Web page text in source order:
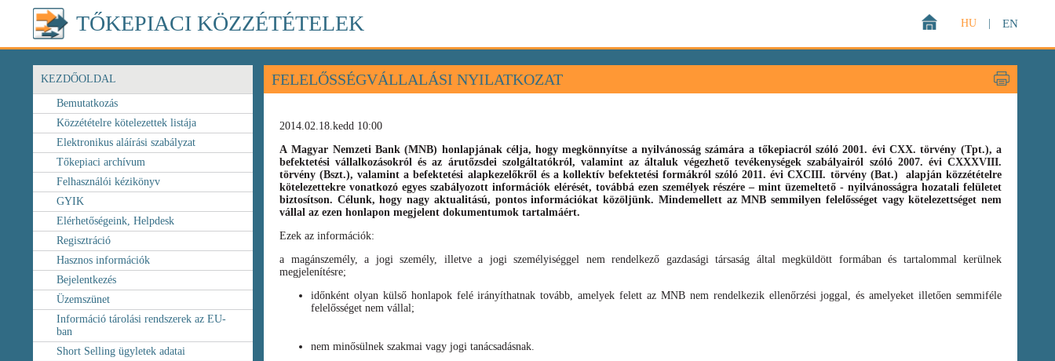
TŐKEPIACI KÖZZÉTÉTELEK EN
HU
KEZDŐOLDAL
Bemutatkozás
Közzétételre kötelezettek listája
Elektronikus aláírási szabályzat
Tőkepiaci archívum
Felhasználói kézikönyv
GYIK
Elérhetőségeink, Helpdesk
Regisztráció
Hasznos információk
Bejelentkezés
Üzemszünet
Információ tárolási rendszerek az EU-
ban
Short Selling ügyletek adatai
FELELŐSSÉGVÁLLALÁSI NYILATKOZAT
2014.02.18.kedd 10:00
A Magyar Nemzeti Bank (MNB) honlapjának célja, hogy megkönnyítse a nyilvánosság számára a tőkepiacról szóló 2001. évi CXX. törvény (Tpt.), a
befektetési vállalkozásokról és az árutőzsdei szolgáltatókról, valamint az általuk végezhető tevékenységek szabályairól szóló 2007. évi CXXXVIII.
törvény(Bszt.), valaminta befektetési alapkezelőkről és a kollektív befektetési formákról szóló2011. évi CXCIII. törvény (Bat.)
alapján közzétételre
kötelezettekre vonatkozó egyes szabályozott információk elérését, továbbá ezen személyek részére – mint üzemeltető - nyilvánosságra hozatali felületet
biztosítson. Célunk, hogy nagy aktualitású, pontos információkat közöljünk. Mindemellett az MNB semmilyen felelősséget vagy kötelezettséget nem
vállal az ezen honlapon megjelent dokumentumok tartalmáért.
Ezek az információk:
a magánszemély, a jogi személy, illetve a jogi személyiséggel nem rendelkező gazdasági társaság által megküldött formában és tartalommal kerülnek
megjelenítésre;
időnként olyan külső honlapok felé irányíthatnak tovább, amelyek felett az MNB nem rendelkezik ellenőrzési joggal, és amelyeket illetően semmiféle
felelősséget nem vállal;
nem minősülnek szakmai vagy jogi tanácsadásnak.